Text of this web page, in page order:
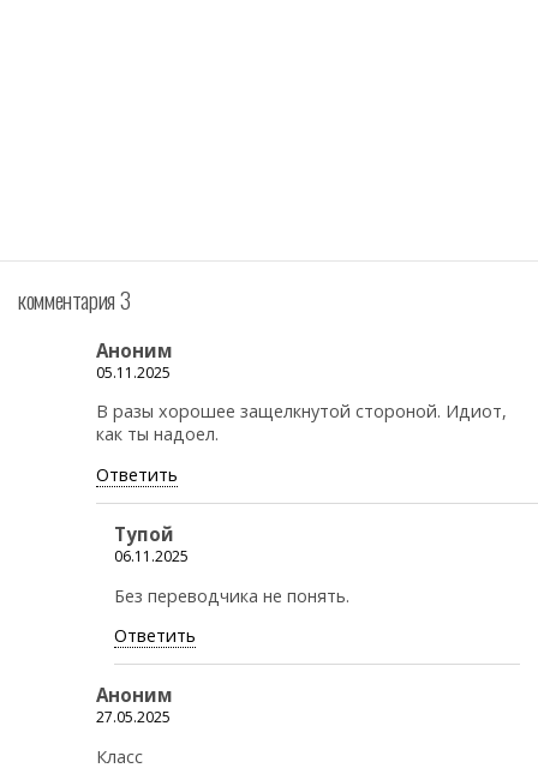
комментария 3
Аноним
05.11.2025
В разы хорошее защелкнутой стороной. Идиот,
как ты надоел.
Ответить
Тупой
06.11.2025
Без переводчика не понять.
Ответить
Аноним
27.05.2025
Класс